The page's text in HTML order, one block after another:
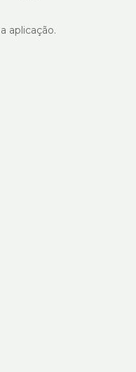
aplicação.